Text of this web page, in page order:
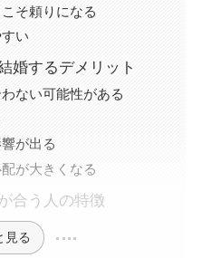
そ頼りになる
い
婚するデメリット
ない可能性がある
が出る
が大きくなる
合う人の特徴
見る